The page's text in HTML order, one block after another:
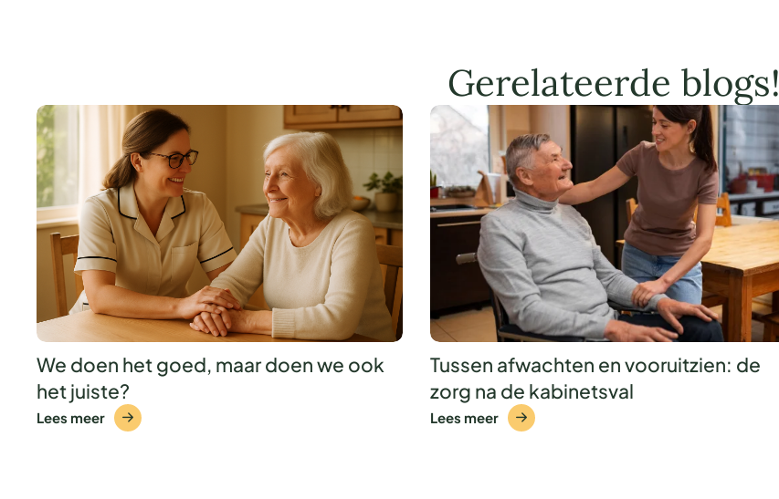
Gerelateerde blogs!
We doen het goed, maar doen we ook
het juiste?
Lees meer
Tussen afwachten en vooruitzien: de
zorg na de kabinetsval
Lees meer